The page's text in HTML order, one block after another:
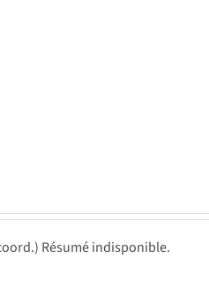
Résumé indisponible.